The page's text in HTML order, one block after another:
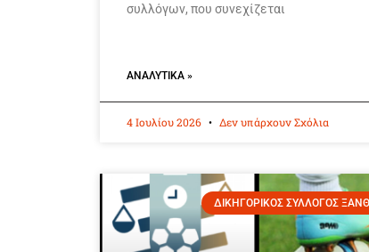
συλλόγων, που συνεχίζεται
ΑΝΑΛΥΤΙΚΆ »
4 Ιουλίου 2026 Δεν υπάρχουν Σχόλια
ΔΙΚΗΓΟΡΙΚΟΣ ΣΥΛΛΟΓΟΣ